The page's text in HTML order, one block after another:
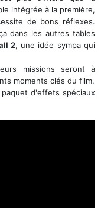
intégrée à la première,
de bons réflexes.
dans les autres tables
2, une idée sympa qui
missions seront à
moments clés du film.
d'effets spéciaux